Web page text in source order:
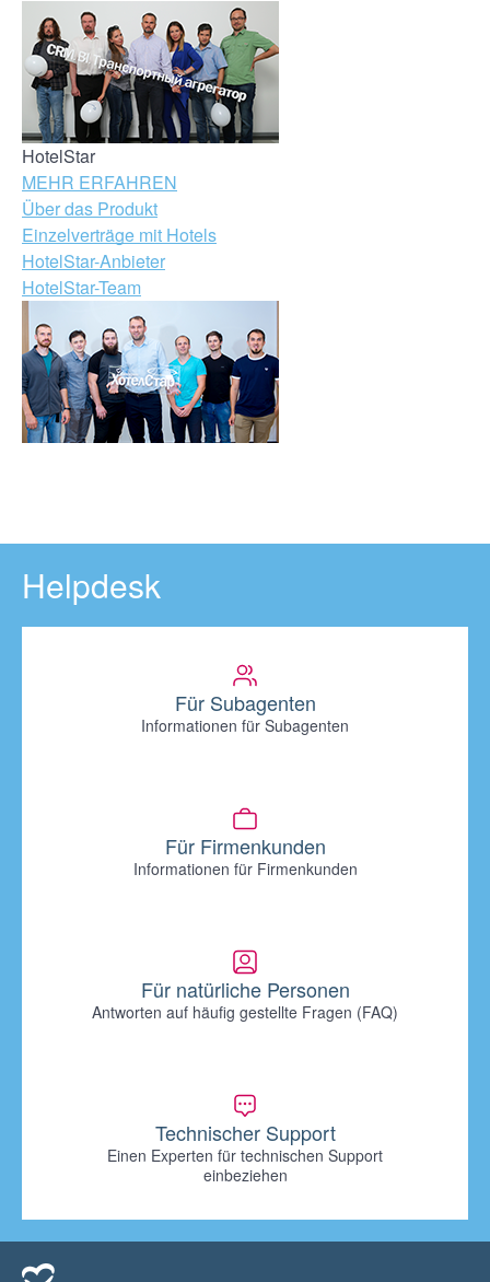
HotelStar
MEHR ERFAHREN
Über das Produkt
Einzelverträge mit Hotels
HotelStar-Anbieter
HotelStar-Team
Helpdesk
Für Subagenten
Informationen für Subagenten
Für Firmenkunden
Informationen für Firmenkunden
Für natürliche Personen
Antworten auf häufig gestellte Fragen (FAQ)
Technischer Support
Einen Experten für technischen Support
einbeziehen